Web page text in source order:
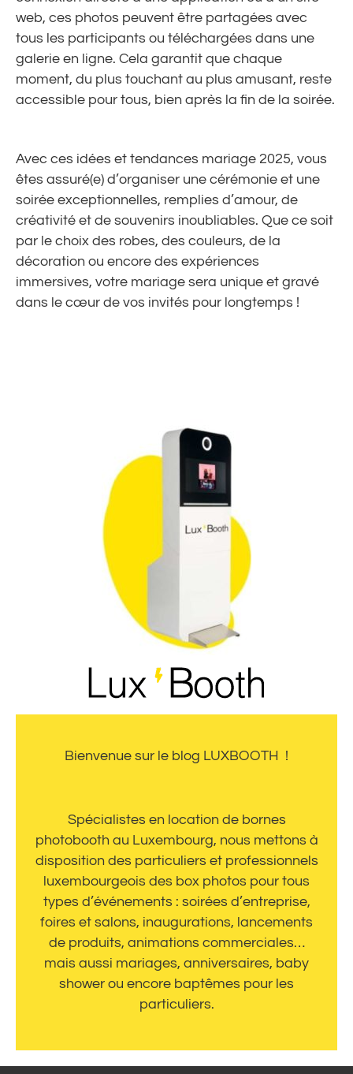
web, ces photos peuvent être partagées avec
tous les participants ou téléchargées dans une
galerie en ligne. Cela garantit que chaque
moment, du plus touchant au plus amusant, reste
accessible pour tous, bien après la fin de la soirée.
Avec ces idées et tendances mariage 2025, vous
êtes assuré(e) d’organiser une cérémonie et une
soirée exceptionnelles, remplies d’amour, de
créativité et de souvenirs inoubliables. Que ce soit
par le choix des robes, des couleurs, de la
décoration ou encore des expériences
immersives, votre mariage sera unique et gravé
dans le cœur de vos invités pour longtemps !
Bienvenue sur le blog LUXBOOTH !
Spécialistes en location de bornes
photobooth au Luxembourg, nous mettons à
disposition des particuliers et professionnels
luxembourgeois des box photos pour tous
types d’événements : soirées d’entreprise,
foires et salons, inaugurations, lancements
de produits, animations commerciales…
mais aussi mariages, anniversaires, baby
shower ou encore baptêmes pour les
particuliers.